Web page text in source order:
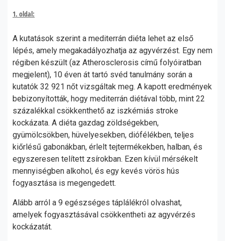
1. oldal:
A kutatások szerint a mediterrán diéta lehet az első
lépés, amely megakadályozhatja az agyvérzést. Egy nem
régiben készült (az Atherosclerosis című folyóiratban
megjelent), 10 éven át tartó svéd tanulmány során a
kutatók 32 921 nőt vizsgáltak meg. A kapott eredmények
bebizonyították, hogy mediterrán diétával több, mint 22
százalékkal csökkenthető az iszkémiás stroke
kockázata. A diéta gazdag zöldségekben,
gyümölcsökben, hüvelyesekben, diófélékben, teljes
kiőrlésű gabonákban, érlelt tejtermékekben, halban, és
egyszeresen telített zsírokban. Ezen kívül mérsékelt
mennyiségben alkohol, és egy kevés vörös hús
fogyasztása is megengedett.
Alább arról a 9 egészséges táplálékról olvashat,
amelyek fogyasztásával csökkentheti az agyvérzés
kockázatát.